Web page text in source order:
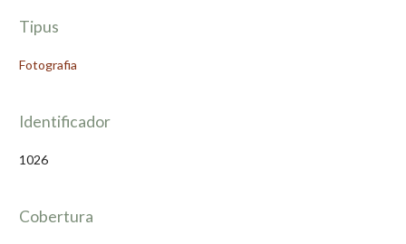
Tipus
Fotografia
Identificador
1026
Cobertura